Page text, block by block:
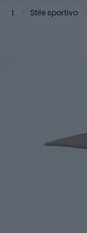
Stile sportivo